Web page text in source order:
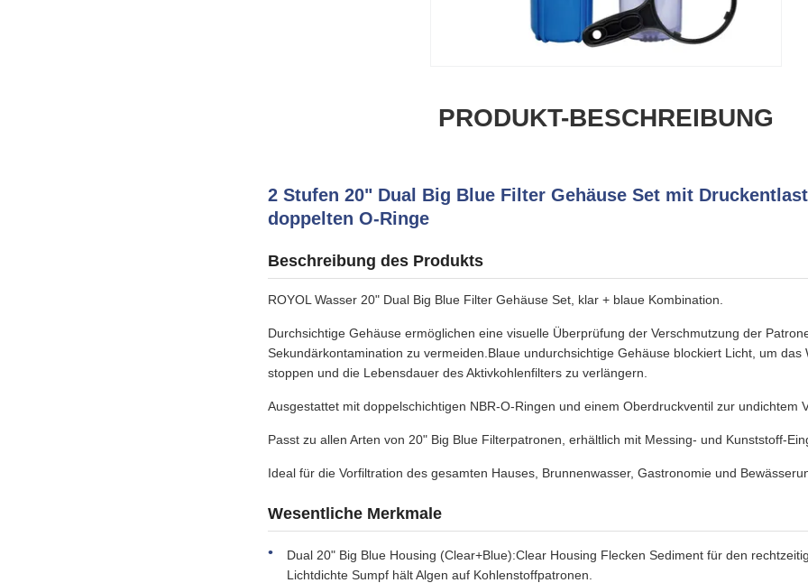
PRODUKT-BESCHREIBUNG
2 Stufen 20" Dual Big Blue Filter Gehäuse Set mit
doppelten O-Ringe
Beschreibung des Produkts
ROYOL Wasser 20" Dual Big Blue Filter Gehäuse Set, klar + blaue Kombination.
Durchsichtige Gehäuse ermöglichen eine visuelle Überprüfung der Verschmutzung der
Sekundärkontamination zu vermeiden.Blaue undurchsichtige Gehäuse blockiert Licht, um das
stoppen und die Lebensdauer des Aktivkohlenfilters zu verlängern.
Ausgestattet mit doppelschichtigen NBR-O-Ringen und einem Oberdruckventil zur undichtem
Passt zu allen Arten von 20" Big Blue Filterpatronen, erhältlich mit Messing- und Kunststoff-
Ideal für die Vorfiltration des gesamten Hauses, Brunnenwasser, Gastronomie und
Wesentliche Merkmale
Dual 20" Big Blue Housing (Clear+Blue):Clear Housing Flecken Sediment für den
Lichtdichte Sumpf hält Algen auf Kohlenstoffpatronen.